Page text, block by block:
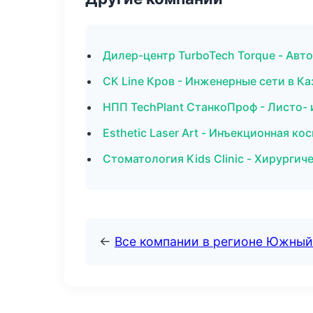
Дилер-центр TurboTech Torque -
СК Line Кров - Инженерные сети в
НПП TechPlant СтанкоПроф - Листо-
Esthetic Laser Art - Инъекционная
Стоматология Kids Clinic -
← Все компании в регионе